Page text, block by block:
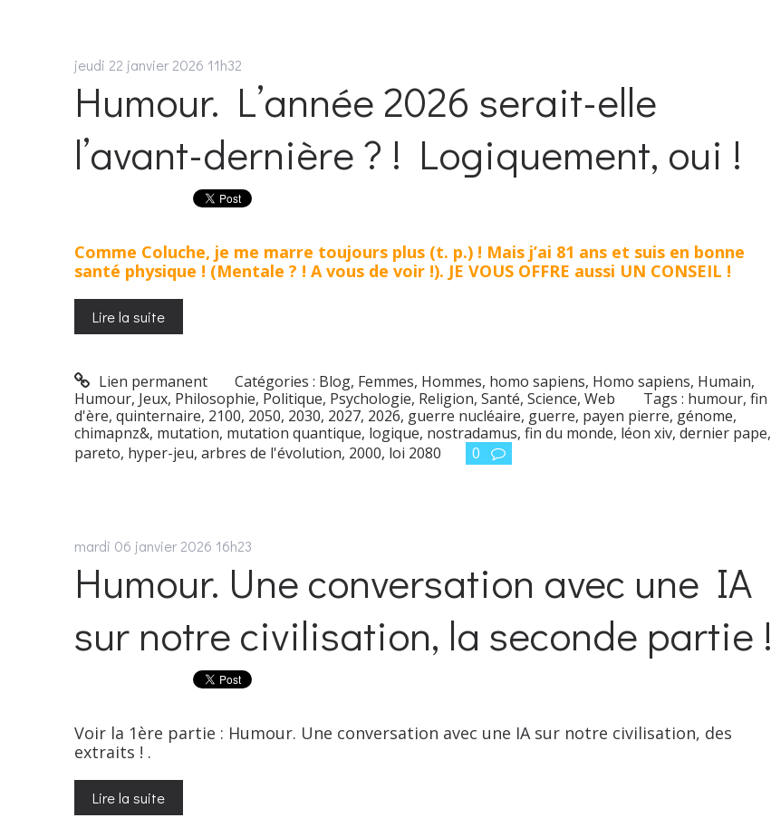
jeudi 22 janvier 2026 11h32
Humour. L’année 2026 serait-elle
l’avant-dernière ? ! Logiquement, oui !
Comme Coluche, je me marre toujours plus (t. p.) ! Mais j’ai 81 ans et suis en bonne
santé physique ! (Mentale ? ! A vous de voir !). JE VOUS OFFRE aussi UN CONSEIL !
Lire la suite
Lien permanent Catégories : Blog, Femmes, Hommes, homo sapiens, Homo sapiens, Humain,
Humour, Jeux, Philosophie, Politique, Psychologie, Religion, Santé, Science, Web Tags : humour, fin
d'ère, quinternaire, 2100, 2050, 2030, 2027, 2026, guerre nucléaire, guerre, payen pierre, génome,
chimapnz&, mutation, mutation quantique, logique, nostradamus, fin du monde, léon xiv, dernier pape,
pareto, hyper-jeu, arbres de l'évolution, 2000, loi 2080 0
mardi 06 janvier 2026 16h23
Humour. Une conversation avec une IA
sur notre civilisation, la seconde partie !
Voir la 1ère partie : Humour. Une conversation avec une IA sur notre civilisation, des
extraits ! .
Lire la suite